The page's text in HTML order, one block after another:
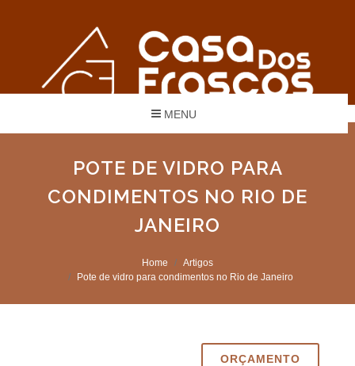
MENU
POTE DE VIDRO PARA
CONDIMENTOS NO RIO DE
JANEIRO
Home
Artigos
Pote de vidro para condimentos no Rio de Janeiro
ORÇAMENTO